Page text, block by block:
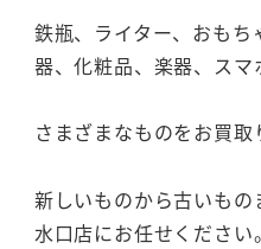
鉄瓶、ライター、おも
器、化粧品、楽器、スマ
さまざまなものをお買取
新しいものから古いも
水口店にお任せください。